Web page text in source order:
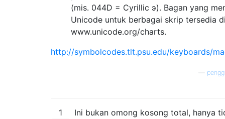
(mis. 044D = Cyrillic э). Bagan yang
Unicode untuk berbagai skrip tersedia
www.unicode.org/charts.
http://symbolcodes.tlt.psu.edu/keyboards/
1
Ini bukan omong kosong total, hanya